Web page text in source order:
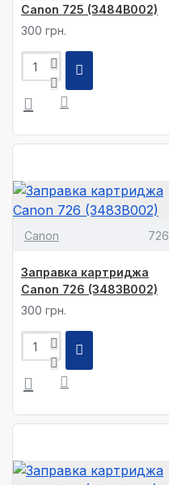
Canon 725 (3484B002)
300 грн.
Canon 726
Заправка картриджа
Canon 726 (3483B002)
300 грн.